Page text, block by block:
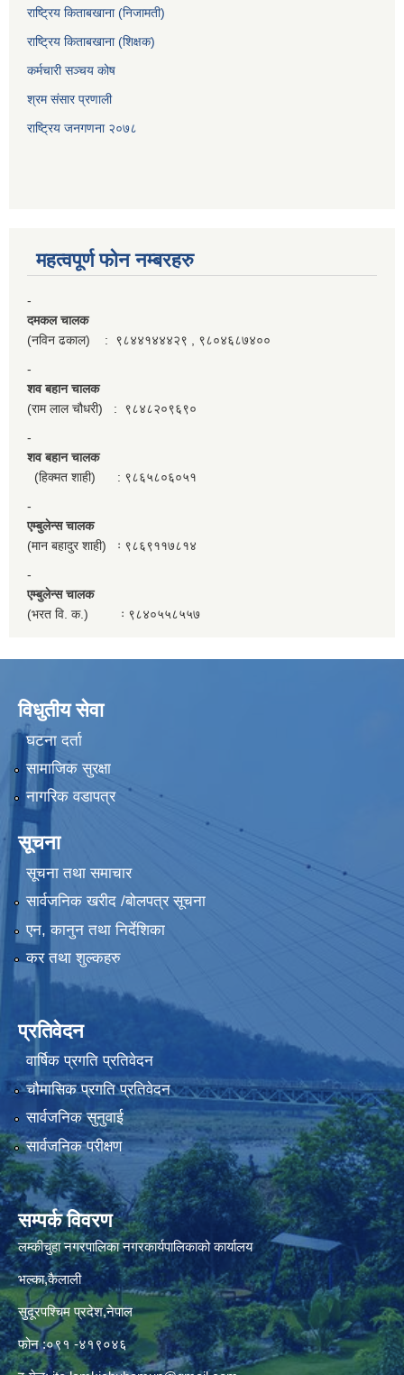
राष्ट्रिय किताबखाना (निजामती)
राष्ट्रिय किताबखाना (शिक्षक)
कर्मचारी सञ्चय कोष
श्रम संसार प्रणाली
राष्ट्रिय जनगणना २०७८
महत्वपूर्ण फाेन नम्बरहरु
-
दमकल चालक
(नविन ढकाल) : ९८४४१४४४२९ , ९८०४६८७४००
-
शव बहान चालक
(राम लाल चौधरी) : ९८४८२०९६९०
-
शव बहान चालक
(हिक्मत शाही) : ९८६५८०६०५१
-
एम्बुलेन्स चालक
(मान बहादुर शाही) ः ९८६९११७८१४
-
एम्बुलेन्स चालक
(भरत वि. क.) ः ९८४०५५८५५७
विधुतीय सेवा
घटना दर्ता
सामाजिक सुरक्षा
नागरिक वडापत्र
सूचना
सूचना तथा समाचार
सार्वजनिक खरीद /बोलपत्र सूचना
एन, कानुन तथा निर्देशिका
कर तथा शुल्कहरु
प्रतिवेदन
वार्षिक प्रगति प्रतिवेदन
चौमासिक प्रगति प्रतिवेदन
सार्वजनिक सुनुवाई
सार्वजनिक परीक्षण
सम्पर्क विवरण
लम्कीचुहा नगरपालिका नगरकार्यपालिकाको कार्यालय
भल्का,कैलाली
सुदूरपश्चिम प्रदेश,नेपाल
फोन :०९१ -४१९०४६